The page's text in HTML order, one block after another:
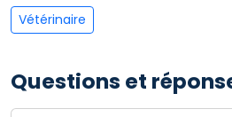
Vétérinaire
Questions et